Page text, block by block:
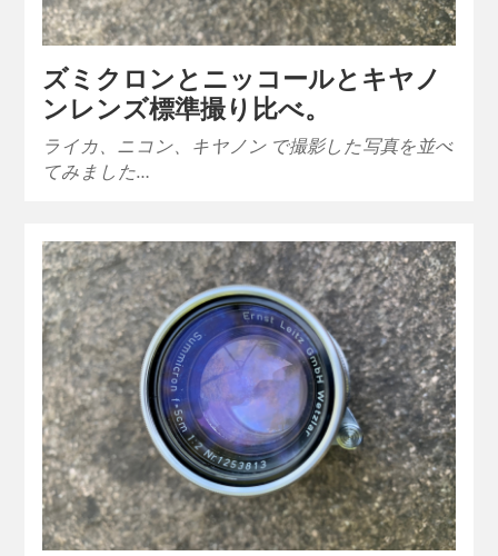
ズミクロンとニッコールとキヤノ
ンレンズ標準撮り比べ。
ライカ、ニコン、キヤノン で撮影した写真を並べ
てみました…